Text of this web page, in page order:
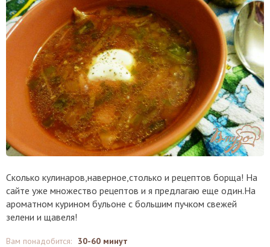
Сколько кулинаров,наверное,столько и рецептов борща! На
сайте уже множество рецептов и я предлагаю еще один.На
ароматном курином бульоне с большим пучком свежей
зелени и щавеля!
Вам понадобится:
30-60 минут